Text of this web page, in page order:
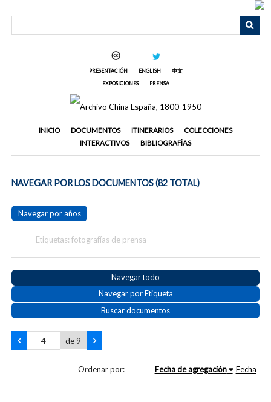
PRESENTACIÓN ENGLISH
中文
EXPOSICIONES
PRENSA
INICIO DOCUMENTOS ITINERARIOS
COLECCIONES
INTERACTIVOS
BIBLIOGRAFÍAS
NAVEGAR POR LOS DOCUMENTOS (82 TOTAL)
Navegar por años
Etiquetas: fotografías de prensa
Navegar todo
Navegar por Etiqueta
Buscar documentos
de 9
Ordenar por: Fecha de agregación Fecha